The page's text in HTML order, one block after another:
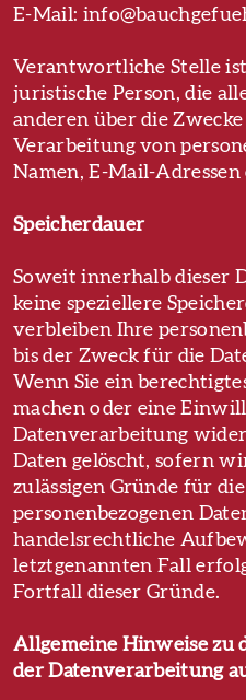
E-Mail:
Verantwortliche Stelle
juristische Person, die
anderen über die
Verarbeitung von
Namen, E-Mail-Adressen
Speicherdauer
Soweit innerhalb dieser
keine speziellere
verbleiben Ihre
bis der Zweck für die
Wenn Sie ein
machen oder eine
Datenverarbeitung
Daten gelöscht, sofern
zulässigen Gründe für
personenbezogenen
handelsrechtliche
letztgenannten Fall
Fortfall dieser Gründe.
Allgemeine Hinweise zu
der Datenverarbeitung